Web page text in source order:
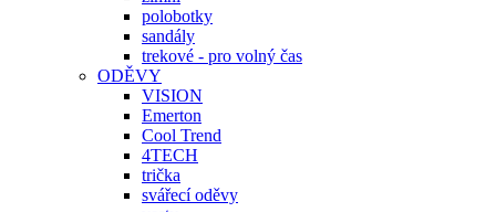
polobotky
sandály
trekové - pro volný čas
ODĚVY
VISION
Emerton
Cool Trend
4TECH
trička
svářecí oděvy